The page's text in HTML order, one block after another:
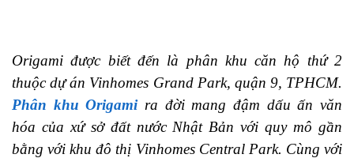
Origami được biết đến là phân khu căn hộ thứ 2
thuộc dự án Vinhomes Grand Park, quận 9, TPHCM.
Phân khu Origamira đời mang đậm dấu ấn văn
hóa của xứ sở đất nước Nhật Bản với quy mô gần
bằng với khu đô thị Vinhomes Central Park. Cùng với